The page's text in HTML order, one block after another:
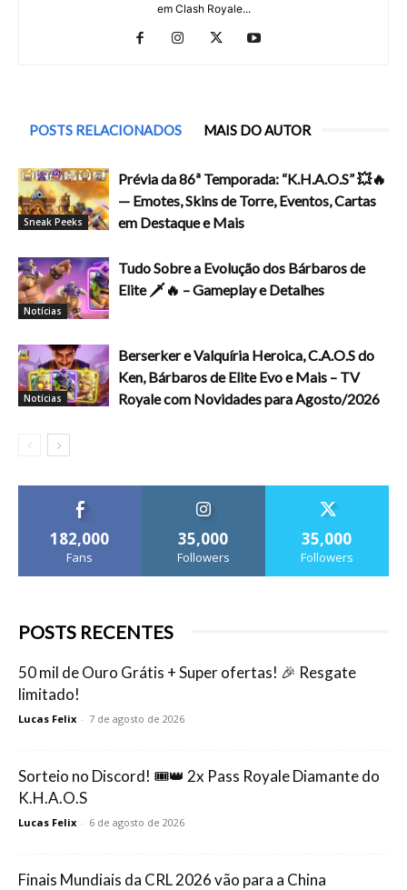
em Clash Royale...
POSTS RELACIONADOS MAIS DO AUTOR
Sneak Peeks
Prévia da 86ª Temporada: “K.H.A.O.S” 💥🔥
— Emotes, Skins de Torre, Eventos, Cartas
em Destaque e Mais
Notícias
Tudo Sobre a Evolução dos Bárbaros de
Elite 🗡️🔥 – Gameplay e Detalhes
Notícias
Berserker e Valquíria Heroica, C.A.O.S do
Ken, Bárbaros de Elite Evo e Mais – TV
Royale com Novidades para Agosto/2026
182,000
Fans
35,000
Followers
35,000
Followers
POSTS RECENTES
50 mil de Ouro Grátis + Super ofertas! 🎉 Resgate
limitado!
Lucas Felix - 7 de agosto de 2026
Sorteio no Discord! 🎟️👑 2x Pass Royale Diamante do
K.H.A.O.S
Lucas Felix - 6 de agosto de 2026
Finais Mundiais da CRL 2026 vão para a China